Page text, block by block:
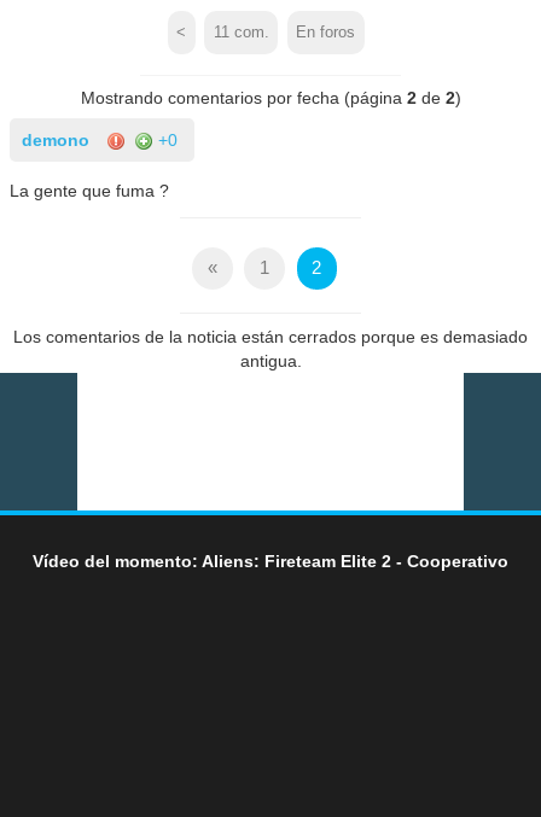
< 11com. En foros
Mostrando comentarios por fecha (página 2de 2)
demono +0
La gente que fuma ?
« 1 2
Los comentarios de la noticia están cerrados porque es demasiado
antigua.
Vídeo del momento: Aliens: Fireteam Elite 2 - Cooperativo